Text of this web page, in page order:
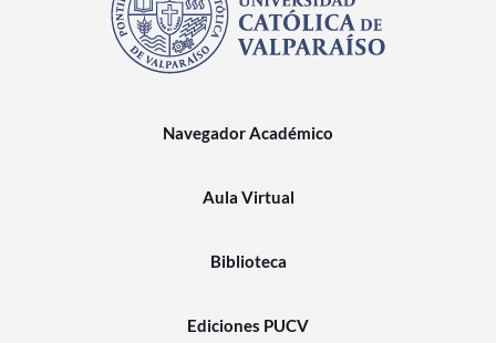
Navegador Académico
Aula Virtual
Biblioteca
Ediciones PUCV